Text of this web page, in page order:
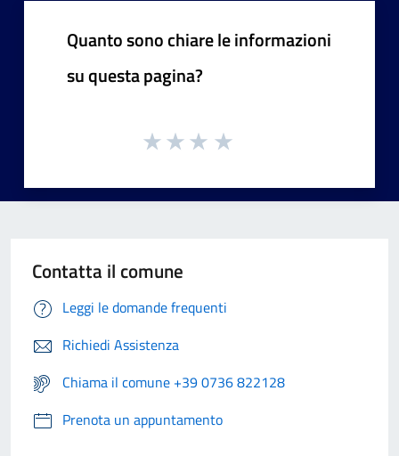
Quanto sono chiare le informazioni
su questa pagina?
Contatta il comune
Leggi le domande frequenti
Richiedi Assistenza
Chiama il comune +39 0736 822128
Prenota un appuntamento